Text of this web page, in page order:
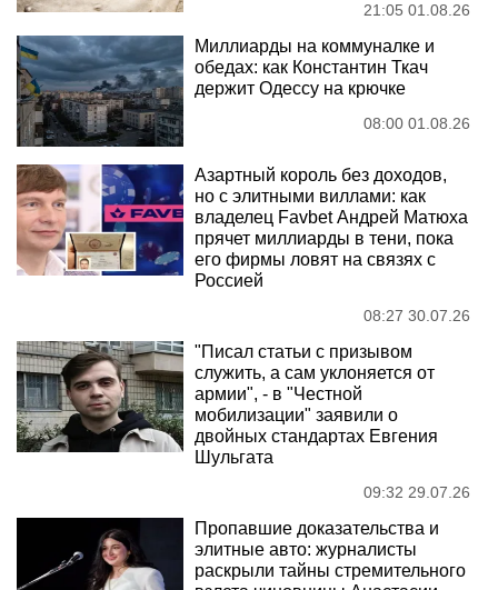
21:05 01.08.26
Миллиарды на коммуналке и
обедах: как Константин Ткач
держит Одессу на крючке
08:00 01.08.26
Азартный король без доходов,
но с элитными виллами: как
владелец Favbet Андрей Матюха
прячет миллиарды в тени, пока
его фирмы ловят на связях с
Россией
08:27 30.07.26
"Писал статьи с призывом
служить, а сам уклоняется от
армии", - в "Честной
мобилизации" заявили о
двойных стандартах Евгения
Шульгата
09:32 29.07.26
Пропавшие доказательства и
элитные авто: журналисты
раскрыли тайны стремительного